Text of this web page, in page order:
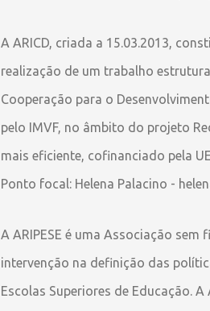
A ARICD, criada a 15.03.2013,
realização de um trabalho
Cooperação para o
pelo IMVF, no âmbito do projeto
mais eficiente, cofinanciado pela
Ponto focal: Helena Palacino -
A ARIPESE é uma Associação
intervenção na definição das
Escolas Superiores de Educação.